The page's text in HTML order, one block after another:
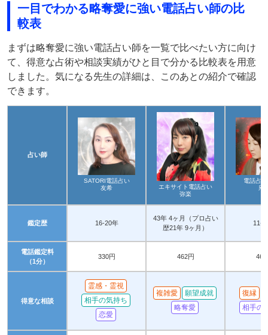
一目でわかる略奪愛に強い電話占い師の比
較表
まずは略奪愛に強い電話占い師を一覧で比べたい方に向け
て、得意な占術や相談実績がひと目で分かる比較表を用意
しました。気になる先生の詳細は、このあとの紹介で確認
できます。
占い師
SATORI電話占い
友希
エキサイト電話占い
弥楽
電話占
咫
鑑定歴 16-20年
43年 4ヶ月（プロ占い
歴21年 9ヶ月）
11-
電話鑑定料
（1分）
330円 462円 460
得意な相談
霊感・霊視
相手の気持ち
恋愛
複雑愛
願望成就
略奪愛
復縁
相手の